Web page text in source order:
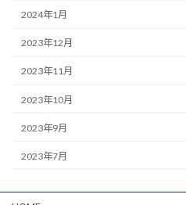
2024年1月
2023年12月
2023年11月
2023年10月
2023年9月
2023年7月